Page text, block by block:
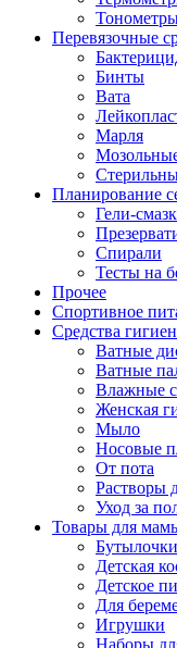
Перевязочные
Бинты
Вата
Марля
Планирование
Гели-
Спирали
Тесты на
Прочее
Спортивное
Средства
Ватные
Ватные
Влажные
Женская
Мыло
Носовые
От пота
Растворы
Уход за
Товары для
Бутылочки
Детская
Детское
Для
Игрушки
Наборы